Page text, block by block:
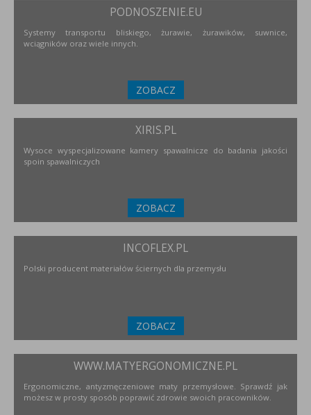
PODNOSZENIE.EU
Systemy transportu bliskiego, żurawie, żurawików, suwnice,
wciągników oraz wiele innych.
ZOBACZ
XIRIS.PL
Wysoce wyspecjalizowane kamery spawalnicze do badania jakości
spoin spawalniczych
ZOBACZ
INCOFLEX.PL
Polski producent materiałów ściernych dla przemysłu
ZOBACZ
WWW.MATYERGONOMICZNE.PL
Ergonomiczne, antyzmęczeniowe maty przemysłowe. Sprawdź jak
możesz w prosty sposób poprawić zdrowie swoich pracowników.